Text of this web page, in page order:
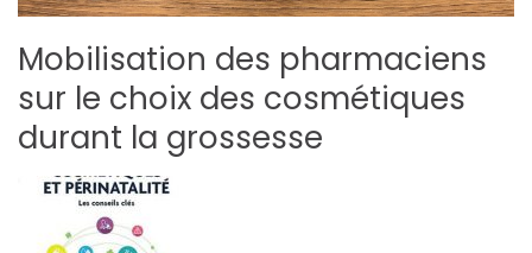
Mobilisation des pharmaciens
sur le choix des cosmétiques
durant la grossesse